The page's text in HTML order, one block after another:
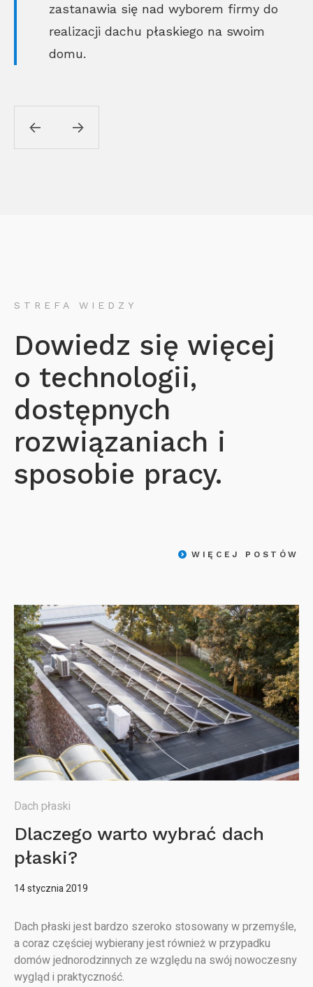
zastanawia się nad wyborem firmy do
realizacji dachu płaskiego na swoim
domu.
STREFA WIEDZY
Dowiedz się więcej
o technologii,
dostępnych
rozwiązaniach i
sposobie pracy.
WIĘCEJ POSTÓW
Dach płaski
Dlaczego warto wybrać dach
płaski?
14 stycznia 2019
Dach płaski jest bardzo szeroko stosowany w przemyśle,
a coraz częściej wybierany jest również w przypadku
domów jednorodzinnych ze względu na swój nowoczesny
wygląd i praktyczność.